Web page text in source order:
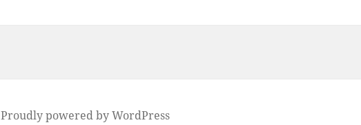
Proudly powered by WordPress